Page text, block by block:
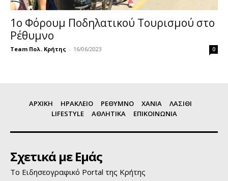
1ο Φόρουμ Ποδηλατικού Τουρισμού στο
Ρέθυμνο
Team Πολ. Κρήτης - 16/06/2023 0
ΑΡΧΙΚΗ ΗΡΑΚΛΕΙΟ ΡΕΘΥΜΝΟ ΧΑΝΙΑ
ΛΑΣΙΘΙ
LIFESTYLE
ΑΘΛΗΤΙΚΑ ΕΠΙΚΟΙΝΩΝΙΑ
Σχετικά με Εμάς
Το Ειδησεογραφικό Portal της Κρήτης